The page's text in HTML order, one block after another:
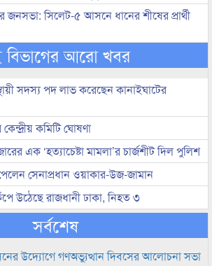
জনসভা: সিলেট-৫ আসনে ধানের শীষের প্রার্থী
আরো খবর
সদস্য পদ লাভ করেছেন কানাইঘাটের
কমিটি ঘোষণা
এক ‘হত্যাচেষ্টা মামলা’র চার্জশীট দিল পুলিশ
সেনাপ্রধান ওয়াকার-উজ-জামান
উঠেছে রাজধানী ঢাকা, নিহত ৩
সর্বশেষ
উদ্যোগে গণঅভ্যুত্থান দিবসের আলোচনা সভা